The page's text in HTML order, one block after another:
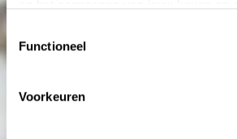
Functioneel
Voorkeuren